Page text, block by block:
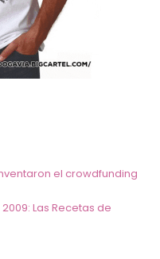
el crowdfunding
Las Recetas de